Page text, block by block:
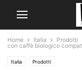
Home Italia Prodotti
con caffè biologico
Italia Prodotti